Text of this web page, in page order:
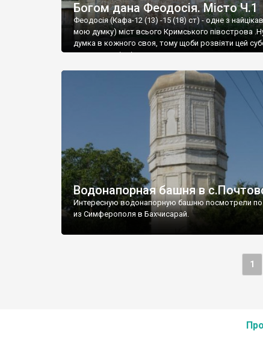
Богом дана Феодосія. Місто Ч.1
Феодосія (Кафа-12 (13) -15 (18) ст) - одне з
мою думку) міст всього Кримського півострова
думка в кожного своя, тому щоби розвіяти цей
запрошую відвідати це
Водонапорная башня в
Интересную водонапорную башню посмотрели по
из Симферополя в Бахчисарай.
1